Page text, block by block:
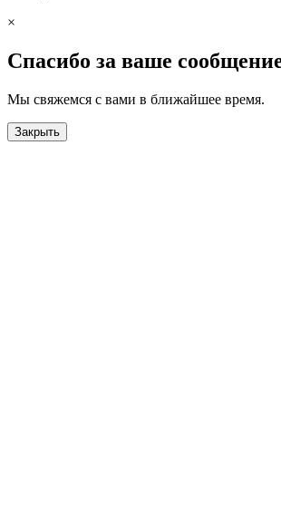
×
Спасибо за ваше
Мы свяжемся с вами в ближайшее время.
Закрыть